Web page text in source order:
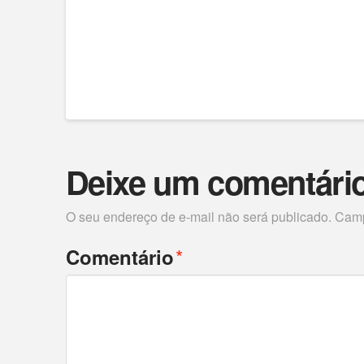
Deixe um
O seu endereço de e-mail não será publicado.
Comentário*